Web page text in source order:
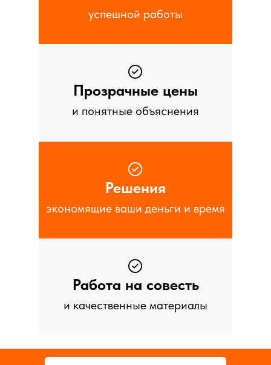
успешной работы
Прозрачные цены
и понятные объяснения
Решения
экономящие ваши деньги и время
Работа на совесть
и качественные материалы